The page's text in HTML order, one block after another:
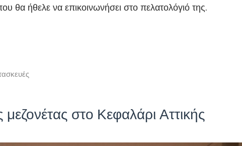
θα ήθελε να επικοινωνήσει στο πελατολόγιό της.
στο Κεφαλάρι Αττικής